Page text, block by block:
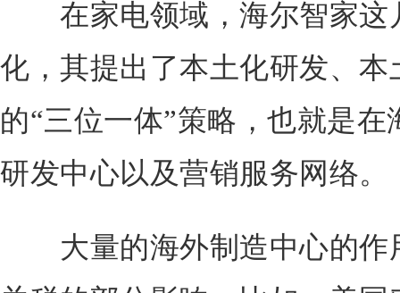
在家电领域，海尔智家这
化，其提出了本土化研发、
的“三位一体”策略，也就是
研发中心以及营销服务网络。
大量的海外制造中心的作